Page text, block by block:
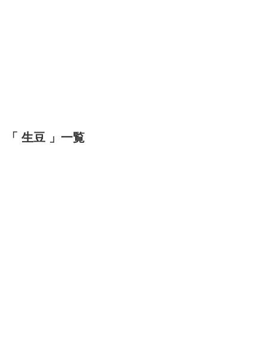
「 生豆 」一覧